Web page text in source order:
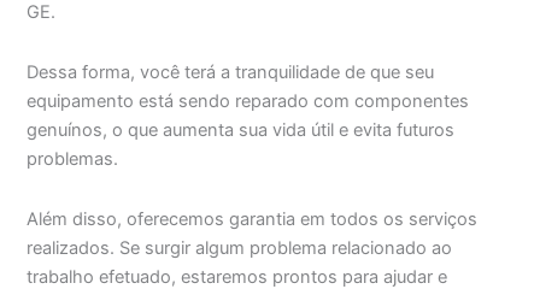
GE.
Dessa forma, você terá a tranquilidade de que seu
equipamento está sendo reparado com componentes
genuínos, o que aumenta sua vida útil e evita futuros
problemas.
Além disso, oferecemos garantia em todos os serviços
realizados. Se surgir algum problema relacionado ao
trabalho efetuado, estaremos prontos para ajudar e